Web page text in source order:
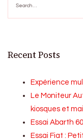
for:
Recent Posts
Expérience
Le Moniteur
kiosques et
Essai Abarth
Essai Fiat :